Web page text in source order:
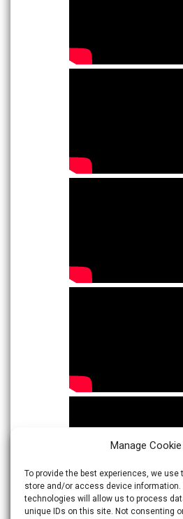
Manage
To provide the best experiences, we
store and/or access device
technologies will allow us to process
unique IDs on this site. Not consenting